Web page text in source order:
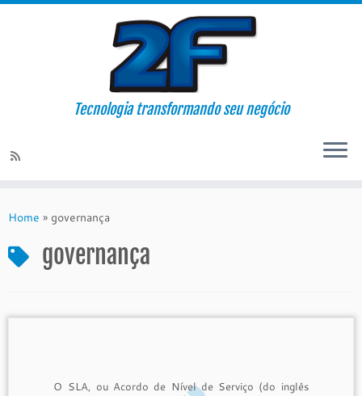
Tecnologia transformando seu negócio
Home » governança
governança
O SLA, ou Acordo de Nível de Serviço (do inglês